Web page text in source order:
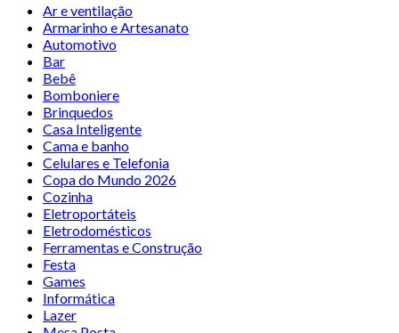
Ar e ventilação
Armarinho e Artesanato
Automotivo
Bar
Bebê
Bomboniere
Brinquedos
Casa Inteligente
Cama e banho
Celulares e Telefonia
Copa do Mundo 2026
Cozinha
Eletroportáteis
Eletrodomésticos
Ferramentas e Construção
Festa
Games
Informática
Lazer